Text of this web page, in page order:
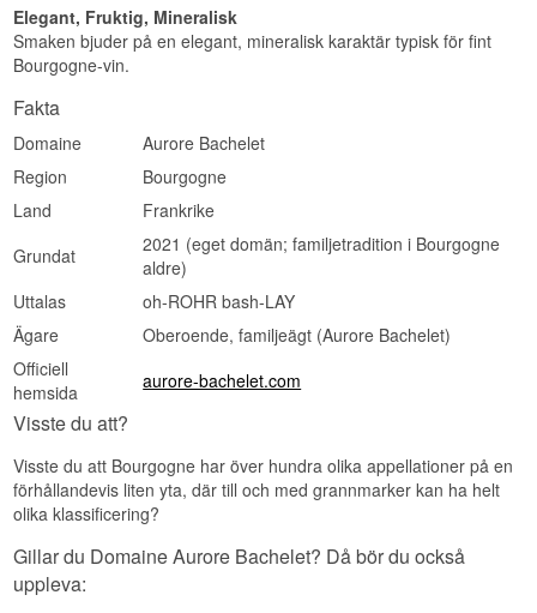
Elegant, Fruktig, Mineralisk
Smaken bjuder på en elegant, mineralisk karaktär typisk för fint
Bourgogne-vin.
Fakta
Domaine
Aurore Bachelet
Region
Bourgogne
Land
Frankrike
Grundat
2021 (eget domän; familjetradition i Bourgogne
aldre)
Uttalas
oh-ROHR bash-LAY
Ägare
Oberoende, familjeägt (Aurore Bachelet)
Officiell
hemsida
aurore-bachelet.com
Visste du att?
Visste du att Bourgogne har över hundra olika appellationer på en
förhållandevis liten yta, där till och med grannmarker kan ha helt
olika klassificering?
Gillar du Domaine Aurore Bachelet? Då bör du också
uppleva: